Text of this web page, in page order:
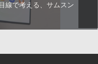
線で考える、サムスン